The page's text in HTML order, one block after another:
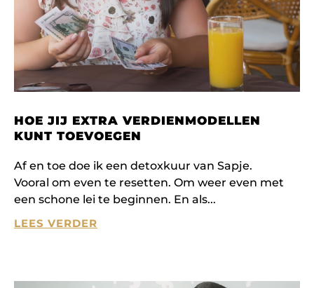
HOE JIJ EXTRA VERDIENMODELLEN
KUNT TOEVOEGEN
Af en toe doe ik een detoxkuur van Sapje.
Vooral om even te resetten. Om weer even met
een schone lei te beginnen. En als
LEES VERDER